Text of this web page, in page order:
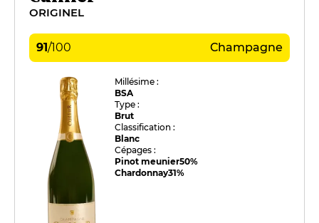
ORIGINEL
91/100 Champagne
Millésime :
BSA
Type :
Brut
Classification :
Blanc
Cépages :
Pinot meunier50%
Chardonnay31%